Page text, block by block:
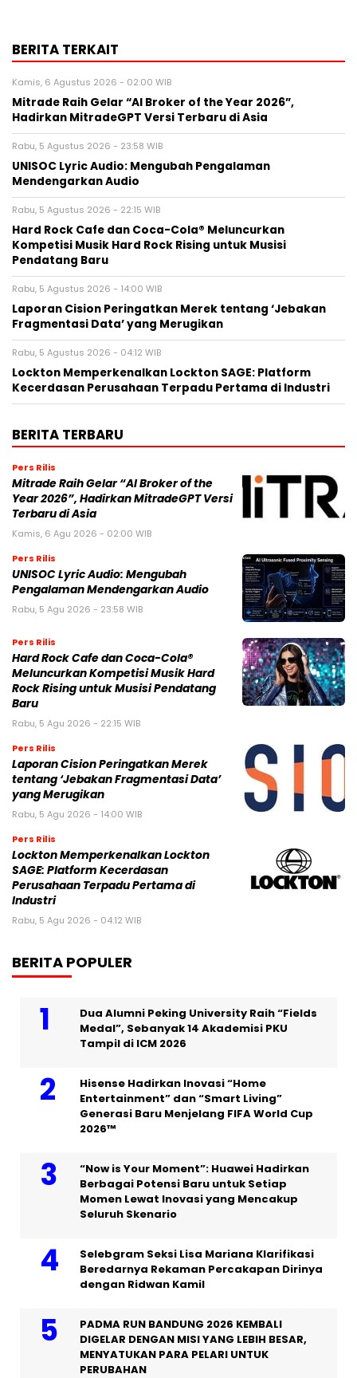
BERITA TERKAIT
Kamis, 6 Agustus 2026 - 02:00 WIB
Mitrade Raih Gelar “AI Broker of the Year 2026”,
Hadirkan MitradeGPT Versi Terbaru di Asia
Rabu, 5 Agustus 2026 - 23:58 WIB
UNISOC Lyric Audio: Mengubah Pengalaman
Mendengarkan Audio
Rabu, 5 Agustus 2026 - 22:15 WIB
Hard Rock Cafe dan Coca-Cola® Meluncurkan
Kompetisi Musik Hard Rock Rising untuk Musisi
Pendatang Baru
Rabu, 5 Agustus 2026 - 14:00 WIB
Laporan Cision Peringatkan Merek tentang ‘Jebakan
Fragmentasi Data’ yang Merugikan
Rabu, 5 Agustus 2026 - 04:12 WIB
Lockton Memperkenalkan Lockton SAGE: Platform
Kecerdasan Perusahaan Terpadu Pertama di Industri
BERITA TERBARU
Pers Rilis
Mitrade Raih Gelar “AI Broker of the
Year 2026”, Hadirkan MitradeGPT Versi
Terbaru di Asia
Kamis, 6 Agu 2026 - 02:00 WIB
Pers Rilis
UNISOC Lyric Audio: Mengubah
Pengalaman Mendengarkan Audio
Rabu, 5 Agu 2026 - 23:58 WIB
Pers Rilis
Hard Rock Cafe dan Coca-Cola®
Meluncurkan Kompetisi Musik Hard
Rock Rising untuk Musisi Pendatang
Baru
Rabu, 5 Agu 2026 - 22:15 WIB
Pers Rilis
Laporan Cision Peringatkan Merek
tentang ‘Jebakan Fragmentasi Data’
yang Merugikan
Rabu, 5 Agu 2026 - 14:00 WIB
Pers Rilis
Lockton Memperkenalkan Lockton
SAGE: Platform Kecerdasan
Perusahaan Terpadu Pertama di
Industri
Rabu, 5 Agu 2026 - 04:12 WIB
BERITA POPULER
Dua Alumni Peking University Raih “Fields
Medal”, Sebanyak 14 Akademisi PKU
Tampil di ICM 2026
Hisense Hadirkan Inovasi “Home
Entertainment” dan “Smart Living”
Generasi Baru Menjelang FIFA World Cup
2026™
“Now is Your Moment”: Huawei Hadirkan
Berbagai Potensi Baru untuk Setiap
Momen Lewat Inovasi yang Mencakup
Seluruh Skenario
Selebgram Seksi Lisa Mariana Klarifikasi
Beredarnya Rekaman Percakapan Dirinya
dengan Ridwan Kamil
PADMA RUN BANDUNG 2026 KEMBALI
DIGELAR DENGAN MISI YANG LEBIH BESAR,
MENYATUKAN PARA PELARI UNTUK
PERUBAHAN